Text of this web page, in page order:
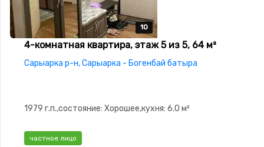
10
10
10
10
10
4-комнатная квартира, этаж 5 из 5, 64 м²
Сарыарка р-н, Сарыарка - Богенбай батыра
1979 г.п.,состояние: Хорошее,кухня: 6.0 м²
частное лицо